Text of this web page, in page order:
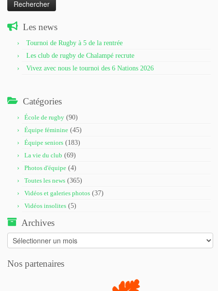
Les news
Tournoi de Rugby à 5 de la rentrée
Les club de rugby de Chalampé recrute
Vivez avec nous le tournoi des 6 Nations 2026
Catégories
École de rugby (90)
Équipe féminine (45)
Équipe seniors (183)
La vie du club (69)
Photos d'équipe (4)
Toutes les news (365)
Vidéos et galeries photos (37)
Vidéos insolites (5)
Archives
Archives
Nos partenaires